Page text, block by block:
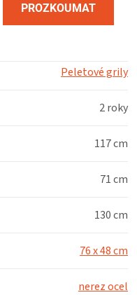
PROZKOUMAT
Peletové grily
2 roky
117 cm
71 cm
130 cm
76 x 48 cm
nerez ocel